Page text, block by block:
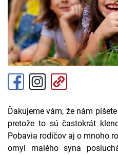
Ďakujeme vám, že nám
pretože to sú častokrát
Pobavia rodičov aj o mnoho
omyl malého syna